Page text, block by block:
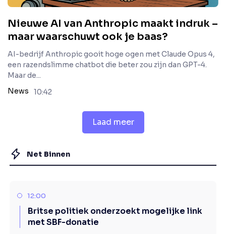
Nieuwe AI van Anthropic maakt indruk –
maar waarschuwt ook je baas?
AI-bedrijf Anthropic gooit hoge ogen met Claude Opus 4,
een razendslimme chatbot die beter zou zijn dan GPT-4.
Maar de...
News
10:42
Laad meer
Net Binnen
12:00
Britse politiek onderzoekt mogelijke link
met SBF-donatie